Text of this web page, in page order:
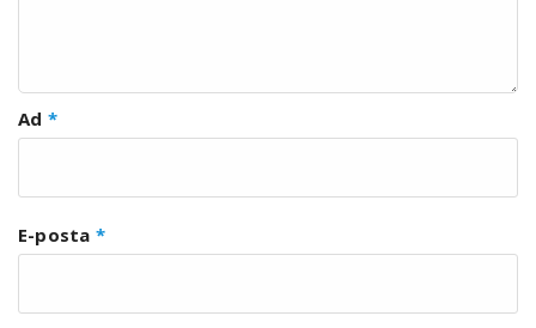
Ad *
E-posta *